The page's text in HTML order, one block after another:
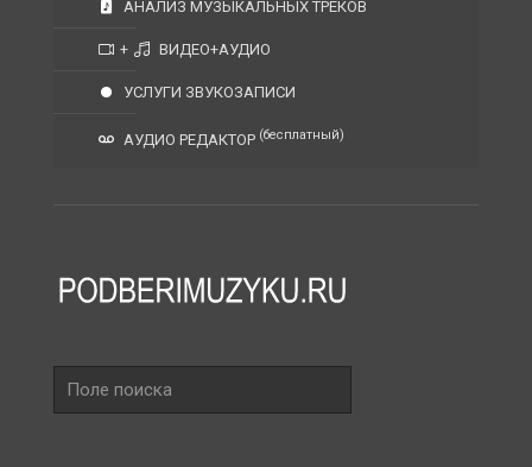
АНАЛИЗ МУЗЫКАЛЬНЫХ ТРЕКОВ
+ ВИДЕО+АУДИО
УСЛУГИ ЗВУКОЗАПИСИ
АУДИО РЕДАКТОР (бесплатный)
поиска